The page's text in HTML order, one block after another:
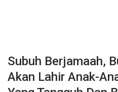
Subuh Berjamaah,
Akan Lahir Anak-